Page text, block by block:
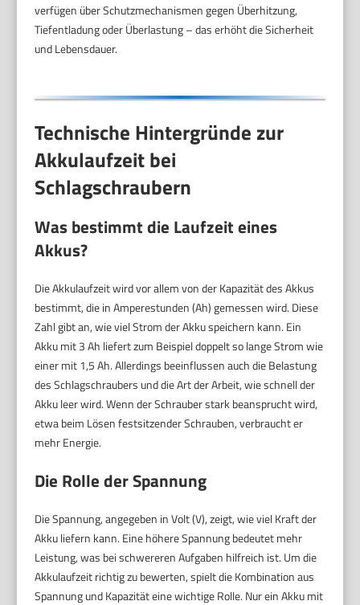
verfügen über Schutzmechanismen gegen Überhitzung,
Tiefentladung oder Überlastung – das erhöht die Sicherheit
und Lebensdauer.
Technische Hintergründe zur
Akkulaufzeit bei
Schlagschraubern
Was bestimmt die Laufzeit eines
Akkus?
Die Akkulaufzeit wird vor allem von der Kapazität des Akkus
bestimmt, die in Amperestunden (Ah) gemessen wird. Diese
Zahl gibt an, wie viel Strom der Akku speichern kann. Ein
Akku mit 3 Ah liefert zum Beispiel doppelt so lange Strom wie
einer mit 1,5 Ah. Allerdings beeinflussen auch die Belastung
des Schlagschraubers und die Art der Arbeit, wie schnell der
Akku leer wird. Wenn der Schrauber stark beansprucht wird,
etwa beim Lösen festsitzender Schrauben, verbraucht er
mehr Energie.
Die Rolle der Spannung
Die Spannung, angegeben in Volt (V), zeigt, wie viel Kraft der
Akku liefern kann. Eine höhere Spannung bedeutet mehr
Leistung, was bei schwereren Aufgaben hilfreich ist. Um die
Akkulaufzeit richtig zu bewerten, spielt die Kombination aus
Spannung und Kapazität eine wichtige Rolle. Nur ein Akku mit